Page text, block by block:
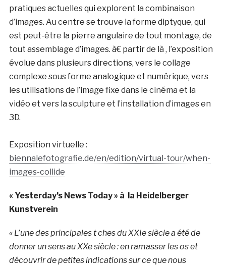
pratiques actuelles qui explorent la combinaison
d’images. Au centre se trouve la forme diptyque, qui
est peut-être la pierre angulaire de tout montage, de
tout assemblage d’images. à€ partir de là , l’exposition
évolue dans plusieurs directions, vers le collage
complexe sous forme analogique et numérique, vers
les utilisations de l’image fixe dans le cinéma et la
vidéo et vers la sculpture et l’installation d’images en
3D.
Exposition virtuelle :
biennalefotografie.de/en/edition/virtual-tour/when-
images-collide
« Yesterday’s News Today » à la Heidelberger
Kunstverein
« L’une des principales t ches du XXIe siècle a été de
donner un sens au XXe siècle : en ramasser les os et
découvrir de petites indications sur ce que nous